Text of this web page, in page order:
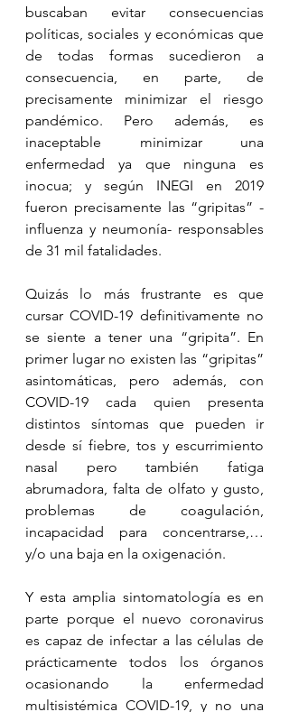
buscaban evitar consecuencias
políticas, sociales y económicas que
de todas formas sucedieron a
consecuencia, en parte, de
precisamente minimizar el riesgo
pandémico. Pero además, es
inaceptable minimizar una
enfermedad ya que ninguna es
inocua; y según INEGI en 2019
fueron precisamente las “gripitas” -
influenza y neumonía- responsables
de 31 mil fatalidades.
Quizás lo más frustrante es que
cursar COVID-19 definitivamente no
se siente a tener una “gripita”. En
primer lugar no existen las “gripitas”
asintomáticas, pero además, con
COVID-19 cada quien presenta
distintos síntomas que pueden ir
desde sí fiebre, tos y escurrimiento
nasal pero también fatiga
abrumadora, falta de olfato y gusto,
problemas de coagulación,
incapacidad para concentrarse,…
y/o una baja en la oxigenación.
Y esta amplia sintomatología es en
parte porque el nuevo coronavirus
es capaz de infectar a las células de
prácticamente todos los órganos
ocasionando la enfermedad
multisistémica COVID-19, y no una